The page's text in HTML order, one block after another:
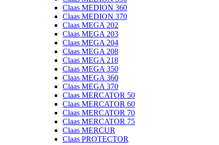
Claas MEDION 360
Claas MEDION 370
Claas MEGA 202
Claas MEGA 203
Claas MEGA 204
Claas MEGA 208
Claas MEGA 218
Claas MEGA 350
Claas MEGA 360
Claas MEGA 370
Claas MERCATOR 50
Claas MERCATOR 60
Claas MERCATOR 70
Claas MERCATOR 75
Claas MERCUR
Claas PROTECTOR